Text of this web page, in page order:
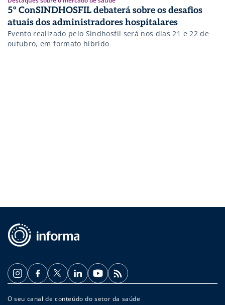
5º ConSINDHOSFIL debaterá sobre os desafios
atuais dos administradores hospitalares
Evento realizado pelo Sindhosfil será nos dias 21 e 22 de
outubro, em formato híbrido
O seu canal de conteúdo do setor da saúde